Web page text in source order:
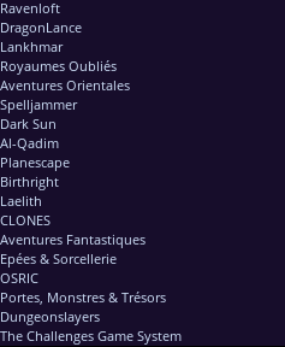
Ravenloft
DragonLance
Lankhmar
Royaumes Oubliés
Aventures Orientales
Spelljammer
Dark Sun
Al-Qadim
Planescape
Birthright
Laelith
CLONES
Aventures Fantastiques
Epées & Sorcellerie
OSRIC
Portes, Monstres & Trésors
Dungeonslayers
The Challenges Game System